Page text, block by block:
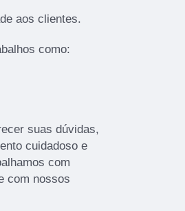
aos clientes.
como:
suas dúvidas,
cuidadoso e
com
com nossos